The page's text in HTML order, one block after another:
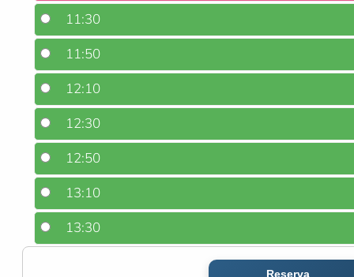
11:30
11:50
12:10
12:30
12:50
13:10
13:30